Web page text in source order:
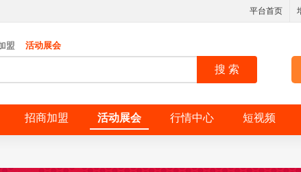
平台首页
盟 活动展会
搜 索
招商加盟 活动展会 行情中心 短视频